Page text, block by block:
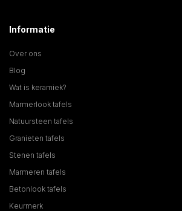
Informatie
Over ons
Blog
Wat is keramiek?
Marmerlook tafels
Natuursteen tafels
Granieten tafels
Stenen tafels
Marmeren tafels
Betonlook tafels
Keurmerk